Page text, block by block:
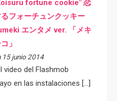
fortune cookie" 恋
フォーチュンクッキー
エンタメ ver. 「メキ
」
15 junio 2014
video del Flashmob
en las instalaciones […]